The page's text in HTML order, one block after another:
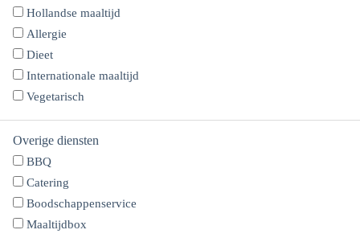
Hollandse maaltijd
Allergie
Dieet
Internationale maaltijd
Vegetarisch
Overige diensten
BBQ
Catering
Boodschappenservice
Maaltijdbox